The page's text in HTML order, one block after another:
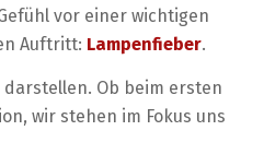
vor einer wichtigen
Auftritt: Lampenfieber.
darstellen. Ob beim ersten
wir stehen im Fokus uns